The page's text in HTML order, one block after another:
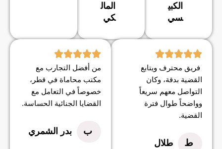
الكبي
سي
المال
كي
فريق محترف ويتابع
القضية بدقة، وكان
التواصل معهم سريعاً
وواضحاً طوال فترة
القضية.
ط
طلال
من أفضل التجارب مع
مكتب محاماة في قطر،
خصوصاً في التعامل مع
القضايا الجنائية الحساسة.
ب بدر الشمري